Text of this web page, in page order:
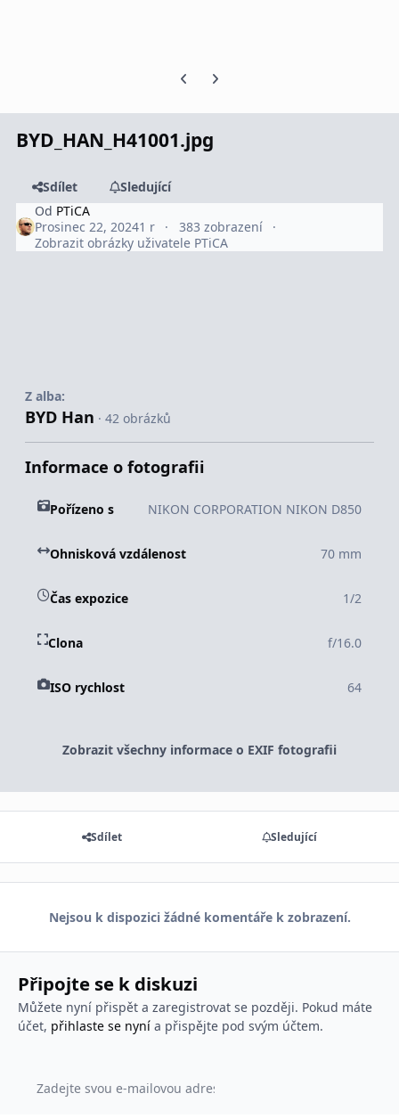
Předchozí snímek karuselu
Další snímek karuselu
BYD_HAN_H41001.jpg
Sdílet
Sledující
Od PTiCA
Prosinec 22, 20241 r
383 zobrazení
Zobrazit obrázky uživatele PTiCA
Z alba:
BYD Han · 42 obrázků
Informace o fotografii
Pořízeno s NIKON CORPORATION NIKON D850
Ohnisková vzdálenost 70 mm
Čas expozice 1/2
Clona f/16.0
ISO rychlost 64
Zobrazit všechny informace o EXIF fotografii
Sdílet Sledující
Nejsou k dispozici žádné komentáře k zobrazení.
Připojte se k diskuzi
Můžete nyní přispět a zaregistrovat se později. Pokud máte
účet, přihlaste se nynía přispějte pod svým účtem.